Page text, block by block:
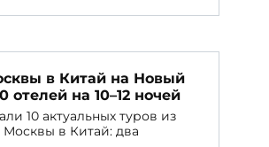
в Китай на Новый
отелей на 10–12 ночей
10 актуальных туров из
Москвы в Китай: два